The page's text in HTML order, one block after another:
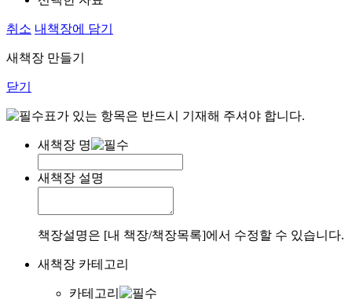
취소 내책장에 담기
새책장 만들기
닫기
표가 있는 항목은 반드시 기재해 주셔야 합니다.
새책장 명
새책장 설명
책장설명은 [내 책장/책장목록]에서 수정할 수 있습니다.
새책장 카테고리
카테고리